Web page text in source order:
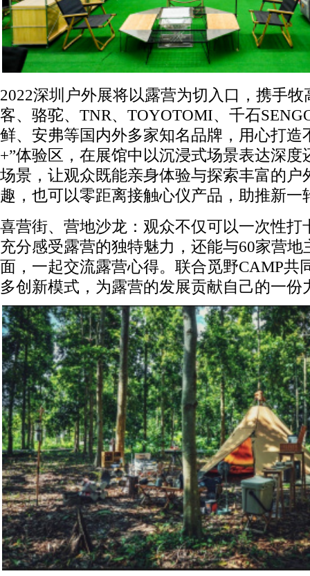
2022深圳户外展将以露营为切入口，携手牧
客、骆驼、TNR、TOYOTOMI、千石
鲜、安弗等国内外多家知名品牌，用心打造
+”体验区，在展馆中以沉浸式场景表达深度
场景，让观众既能亲身体验与探索丰富的户
趣，也可以零距离接触心仪产品，助推新一
喜营街、营地沙龙：观众不仅可以一次性打
充分感受露营的独特魅力，还能与60家营地
面，一起交流露营心得。联合觅野CAMP共
多创新模式，为露营的发展贡献自己的一份